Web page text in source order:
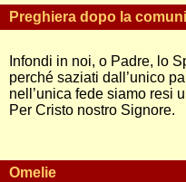
Preghiera dopo la
Infondi in noi, o Padre, lo
perché saziati dall’unico
nell’unica fede siamo resi
Per Cristo nostro Signore.
Omelie